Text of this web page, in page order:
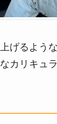
げるよう
カリキュ